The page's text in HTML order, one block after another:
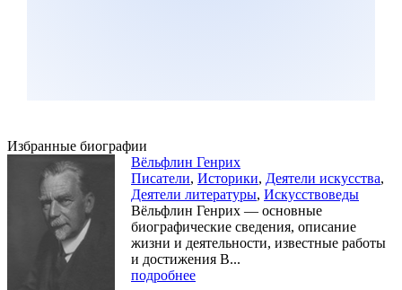
Избранные биографии
Вёльфлин Генрих
Писатели, Историки, Деятели искусства,
Деятели литературы, Искусствоведы
Вёльфлин Генрих — основные
биографические сведения, описание
жизни и деятельности, известные работы
и достижения В...
подробнее